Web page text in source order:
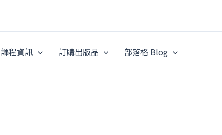
課程資訊 訂購出版品 部落格 Blog